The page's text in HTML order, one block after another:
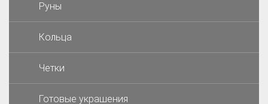
Руны
Кольца
Четки
Готовые украшения